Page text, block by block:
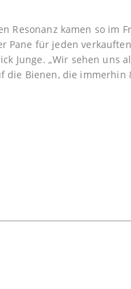
kamen so im
Pane für jeden
Junge. „Wir sehen uns
Bienen, die immerhin